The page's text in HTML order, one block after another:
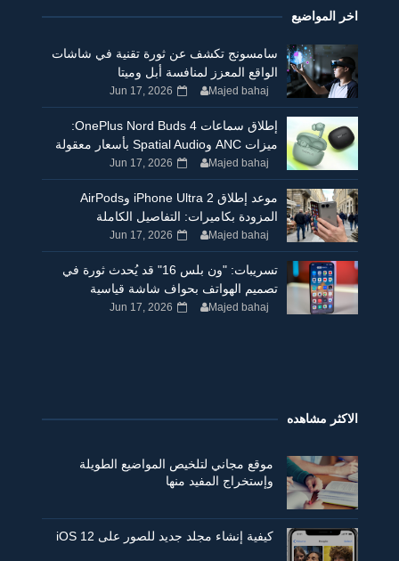
اخر المواضيع
سامسونج تكشف عن ثورة تقنية في شاشات
الواقع المعزز لمنافسة أبل وميتا
Majed bahaj
Jun 17, 2026
إطلاق سماعات OnePlus Nord Buds 4:
ميزات ANC وSpatial Audio بأسعار معقولة
Majed bahaj
Jun 17, 2026
موعد إطلاق iPhone Ultra 2 وAirPods
المزودة بكاميرات: التفاصيل الكاملة
Majed bahaj
Jun 17, 2026
تسريبات: "ون بلس 16" قد يُحدث ثورة في
تصميم الهواتف بحواف شاشة قياسية
Majed bahaj
Jun 17, 2026
الاكثر مشاهده
موقع مجاني لتلخيص المواضيع الطويلة
وإستخراج المفيد منها
كيفية إنشاء مجلد جديد للصور على iOS 12